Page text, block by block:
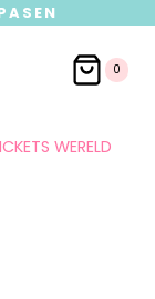
0
WERELD